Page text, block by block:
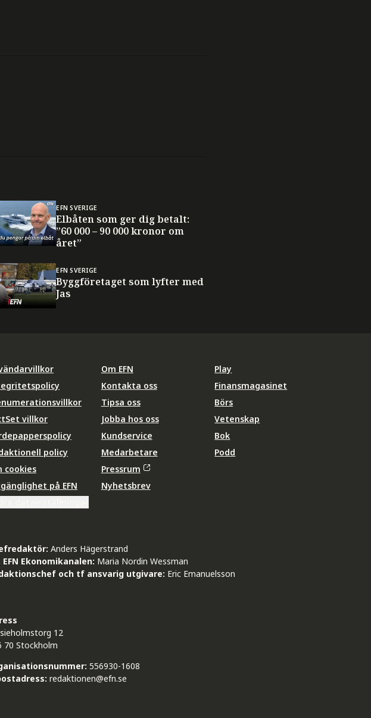
EFN SVERIGE
Elbåten som ger dig betalt:
”60 000 – 90 000 kronor om
året”
EFN SVERIGE
Byggföretaget som lyfter med
Jas
villkor
policy
cookies
på EFN
Om EFN
Kontakta oss
Tipsa oss
Jobba hos oss
Kundservice
Medarbetare
Pressrum
Nyhetsbrev
Play
Finansmagasinet
Börs
Vetenskap
Bok
Podd
Anders Hägerstrand
EFN Ekonomikanalen: Maria Nordin Wessman
och tf ansvarig utgivare: Eric Emanuelsson
12
70 Stockholm
556930-1608
redaktionen@efn.se